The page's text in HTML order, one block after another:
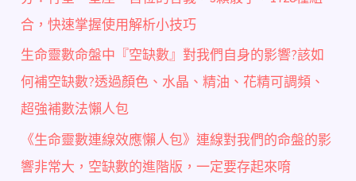
合，快速掌握使用解析小技巧
生命靈數命盤中『空缺數』對我們自身的影響?該如
何補空缺數?透過顏色、水晶、精油、花精可調頻、
超強補數法懶人包
《生命靈數連線效應懶人包》連線對我們的命盤的影
響非常大，空缺數的進階版，一定要存起來唷